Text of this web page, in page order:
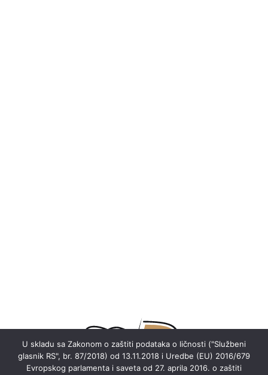
U skladu sa Zakonom o zaštiti podataka o ličnosti ("Službeni
glasnik RS", br. 87/2018) od 13.11.2018 i Uredbe (EU) 2016/679
Evropskog parlamenta i saveta od 27. aprila 2016. o zaštiti